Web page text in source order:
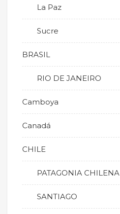
La Paz
Sucre
BRASIL
RIO DE JANEIRO
Camboya
Canadá
CHILE
PATAGONIA CHILENA
SANTIAGO